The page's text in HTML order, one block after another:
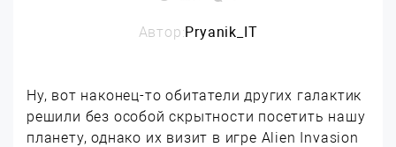
Автор:Pryanik_IT
Ну, вот наконец-то обитатели других галактик
решили без особой скрытности посетить нашу
планету, однако их визит в игре Alien Invasion